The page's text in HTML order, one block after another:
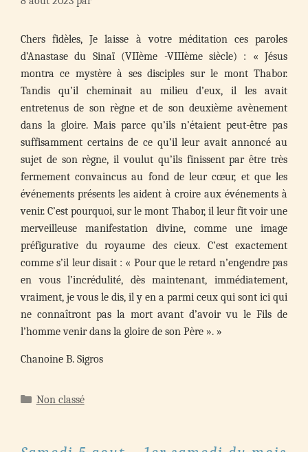
Chers fidèles, Je laisse à votre méditation ces paroles
d’Anastase du Sinaï (VIIème -VIIIème siècle) : « Jésus
montra ce mystère à ses disciples sur le mont Thabor.
Tandis qu’il cheminait au milieu d’eux, il les avait
entretenus de son règne et de son deuxième avènement
dans la gloire. Mais parce qu’ils n’étaient peut-être pas
suffisamment certains de ce qu’il leur avait annoncé au
sujet de son règne, il voulut qu’ils finissent par être très
fermement convaincus au fond de leur cœur, et que les
événements présents les aident à croire aux événements à
venir. C’est pourquoi, sur le mont Thabor, il leur fit voir une
merveilleuse manifestation divine, comme une image
préfigurative du royaume des cieux. C’est exactement
comme s’il leur disait : « Pour que le retard n’engendre pas
en vous l’incrédulité, dès maintenant, immédiatement,
vraiment, je vous le dis, il y en a parmi ceux qui sont ici qui
ne connaîtront pas la mort avant d’avoir vu le Fils de
l’homme venir dans la gloire de son Père ». »
Chanoine B. Sigros
Catégories
Non classé